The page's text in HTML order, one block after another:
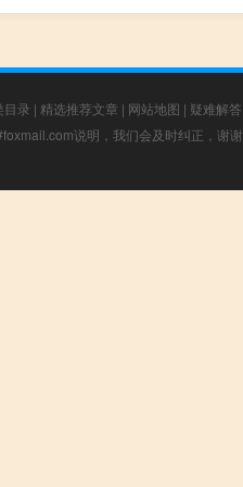
目录 | 精选推荐文章 | 网站地图 | 疑难解答
说明，我们会及时纠正，谢谢